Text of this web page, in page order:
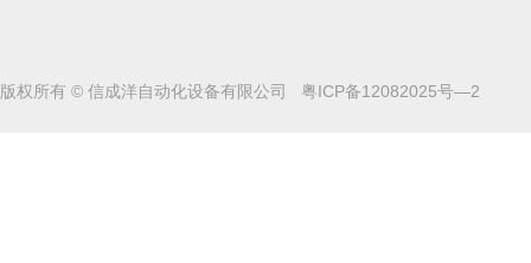
版权所有 © 信成洋自动化设备有限公司 粤ICP备12082025号—2